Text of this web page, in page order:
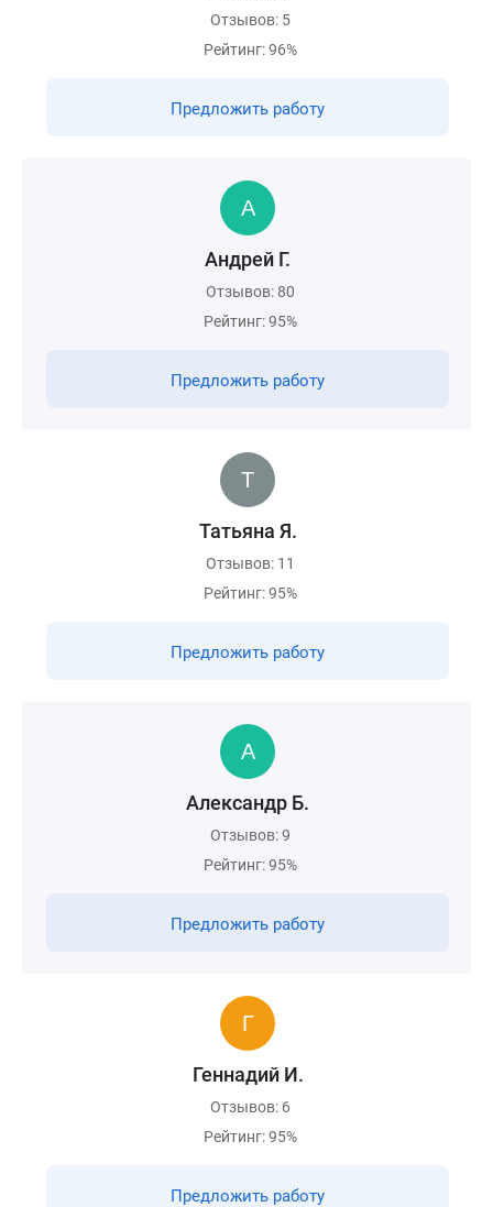
Отзывов: 5
Рейтинг: 96%
Предложить работу
Андрей Г.
Отзывов: 80
Рейтинг: 95%
Предложить работу
Татьяна Я.
Отзывов: 11
Рейтинг: 95%
Предложить работу
Александр Б.
Отзывов: 9
Рейтинг: 95%
Предложить работу
Геннадий И.
Отзывов: 6
Рейтинг: 95%
Предложить работу